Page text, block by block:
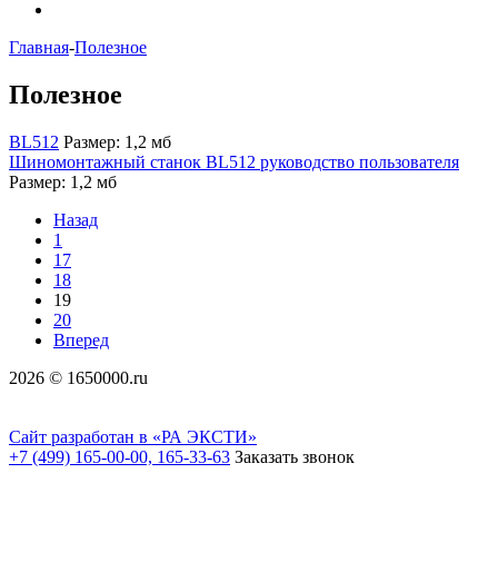
Главная-Полезное
Полезное
BL512 Размер: 1,2 мб
Шиномонтажный станок BL512 руководство пользователя
Размер: 1,2 мб
Назад
1
17
18
19
20
Вперед
2026 © 1650000.ru
Сайт разработан в «РА ЭКСТИ»
+7 (499) 165-00-00, 165-33-63 Заказать звонок